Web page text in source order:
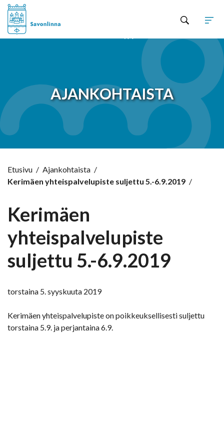
AJANKOHTAISTA
Etusivu / Ajankohtaista /
Kerimäen yhteispalvelupiste suljettu 5.-6.9.2019 /
Kerimäen
yhteispalvelupiste
suljettu 5.-6.9.2019
torstaina 5. syyskuuta 2019
Kerimäen yhteispalvelupiste on poikkeuksellisesti suljettu
torstaina 5.9. ja perjantaina 6.9.